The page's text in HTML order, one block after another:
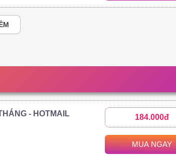
- HOTMAIL
184.000đ
MUA NGAY